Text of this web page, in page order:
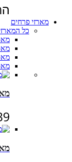
מארזי פרחים
כל